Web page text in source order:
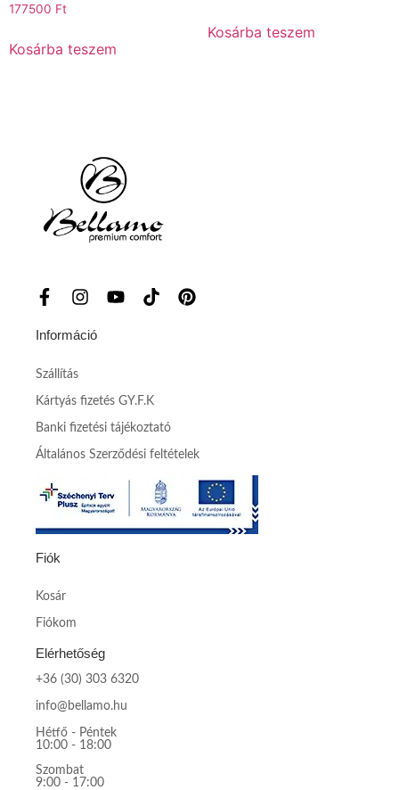
177500 Ft
Kosárba teszem
Kosárba teszem
Információ
Szállítás
Kártyás fizetés GY.F.K
Banki fizetési tájékoztató
Általános Szerződési feltételek
Fiók
Kosár
Fiókom
Elérhetőség
+36 (30) 303 6320
info@bellamo.hu
Hétfő - Péntek
10:00 - 18:00
Szombat
9:00 - 17:00